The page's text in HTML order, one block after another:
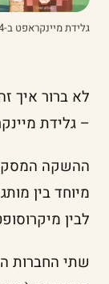
גלידת מיינקראפט ב-4 טעמים | צילום: N!CK'S
לא ברור איך
– גלידת
ההשקה
לבין
שתי החברות